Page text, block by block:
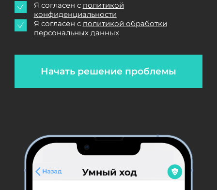
Начать решение проблемы
Я согласен с политикой
конфиденциальности
Я согласен с политикой обработки
персональных данных